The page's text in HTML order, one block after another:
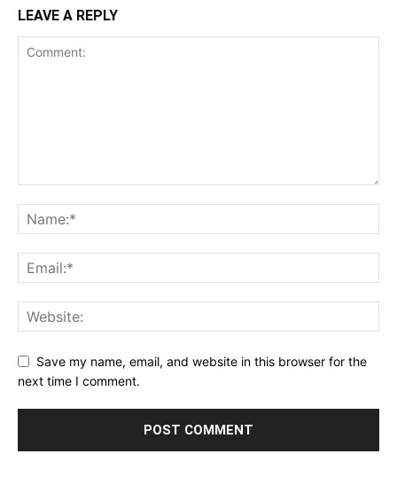
LEAVE A REPLY
Save my name, email, and website in this browser for the
next time I comment.